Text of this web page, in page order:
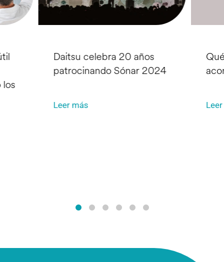
Daitsu celebra 20 años
patrocinando Sónar 2024
Leer más